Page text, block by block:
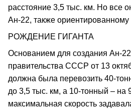
расстояние 3,5 тыс. км. Но все
Ан‑22, также
РОЖДЕНИЕ ГИГАНТА
Основанием для создания
правительства СССР от 13
должна была перевозить
до 3,5 тыс. км, а 10‑тонный – на
максимальная скорость